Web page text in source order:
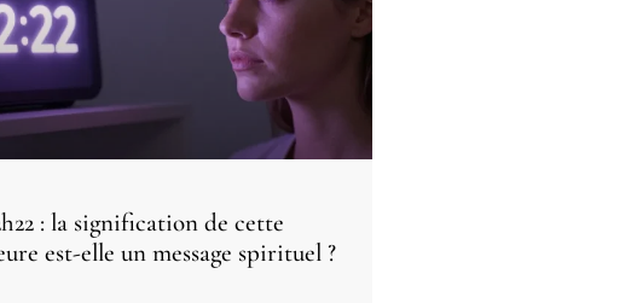
: la signification de cette
est-elle un message spirituel ?